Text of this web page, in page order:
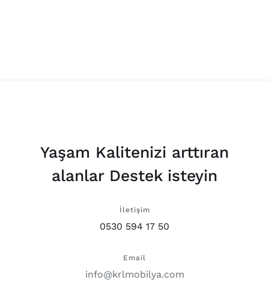
Yaşam Kalitenizi arttıran
alanlar Destek isteyin
İletişim
0530 594 17 50
Email
info@krlmobilya.com